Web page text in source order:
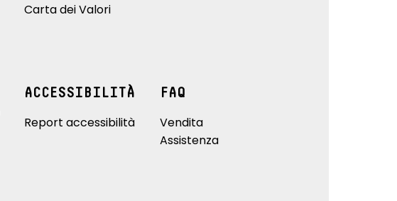
Carta dei Valori
ACCESSIBILITÀ
Report accessibilità
FAQ
Vendita
Assistenza